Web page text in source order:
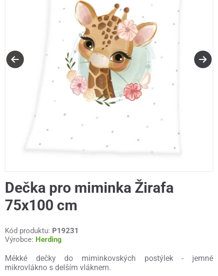
Dečka pro miminka Žirafa
75x100 cm
Kód produktu: P19231
Výrobce: Herding
Měkké dečky do miminkovských postýlek - jemné
mikrovlákno s delším vláknem.